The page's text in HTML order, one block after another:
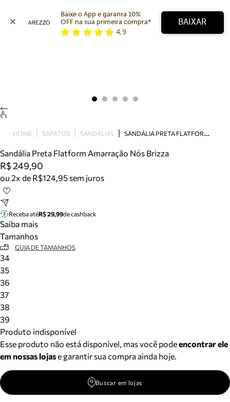
Bolsa
Tamanco
Tênis
Mule
Tire dúvidas sobre pedidos, devoluções e mais.
Meus pedidos
Acompanhe seus pedidos e solicite devoluções.
Baixe o App e garanta 10%
OFF na sua primeira compra*
4,9
BAIXAR
HOME SAPATOS SANDÁLIAS S
ANDÁLIA PRETA FLATFORM AMARRAÇÃO NÓS BRIZZA
Sandália Preta Flatform Amarração Nós Brizza
R$ 249,90
ou 2x de R$124,95 sem juros
Receba atéR$ 29,99de cashback
Saiba mais
Tamanhos
GUIA DE TAMANHOS
34
35
36
37
38
39
Produto indisponível
Esse produto não está disponível, mas você podeencontrar ele
em nossas lojase garantir sua compra ainda hoje.
Buscar em lojas